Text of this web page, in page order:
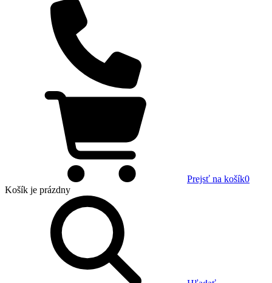
Prejsť na košík0
Košík je prázdny